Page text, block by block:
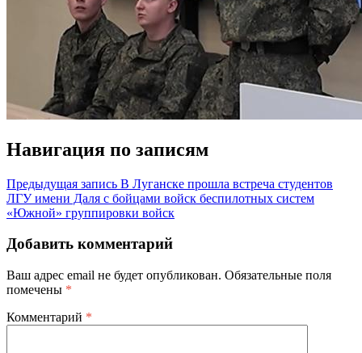
Навигация по записям
Предыдущая запись В Луганске прошла встреча студентов
ЛГУ имени Даля с бойцами войск беспилотных систем
«Южной» группировки войск
Добавить комментарий
Ваш адрес email не будет опубликован. Обязательные поля
помечены *
Комментарий *